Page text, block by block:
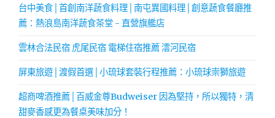
台中美食│首創南洋蔬食料理│南屯異國料理│創意蔬食餐廳推
薦：熱浪島南洋蔬食茶堂 - 直營旗艦店
雲林合法民宿 虎尾民宿 電梯住宿推薦 澐河民宿
屏東旅遊│渡假首選│小琉球套裝行程推薦：小琉球崇獅旅遊
超商啤酒推薦│百威金尊Budweiser 因為堅持，所以獨特，清
甜麥香感更為餐桌美味加分！